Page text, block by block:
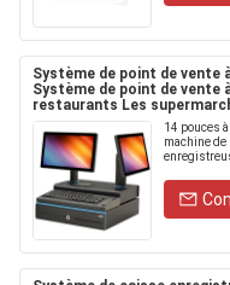
Système de point de vente
Système de point de vente
restaurants Les
14 pouces
machine de